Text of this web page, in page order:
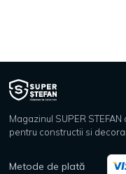
Magazinul SUPER
pentru constructii si
Metode de plată